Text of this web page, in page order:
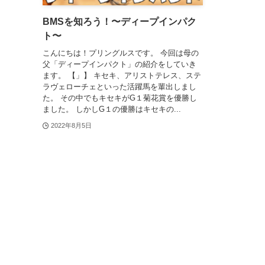
BMSを知ろう！〜ディープインパク
ト〜
こんにちは！プリングルスです。 今回は母の
父「ディープインパクト」の紹介をしていき
ます。 【」】 キセキ、アリストテレス、ステ
ラヴェローチェといった活躍馬を輩出しまし
た。 その中でもキセキがG１菊花賞を優勝し
ました。 しかしG１の優勝はキセキの...
2022年8月5日